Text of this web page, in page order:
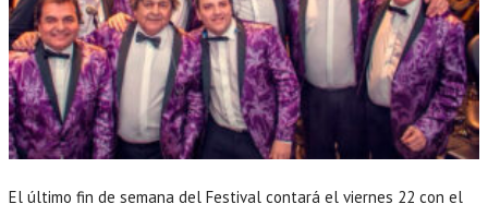
El último fin de semana del Festival contará el viernes 22 con el